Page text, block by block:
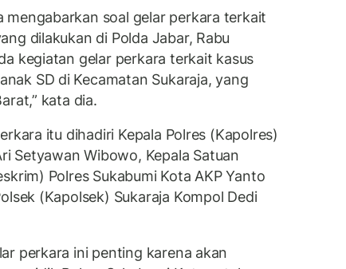
mengabarkan soal gelar perkara terkait
dilakukan di Polda Jabar, Rabu
kegiatan gelar perkara terkait kasus
SD di Kecamatan Sukaraja, yang
kata dia.
itu dihadiri Kepala Polres (Kapolres)
Setyawan Wibowo, Kepala Satuan
Polres Sukabumi Kota AKP Yanto
(Kapolsek) Sukaraja Kompol Dedi
perkara ini penting karena akan